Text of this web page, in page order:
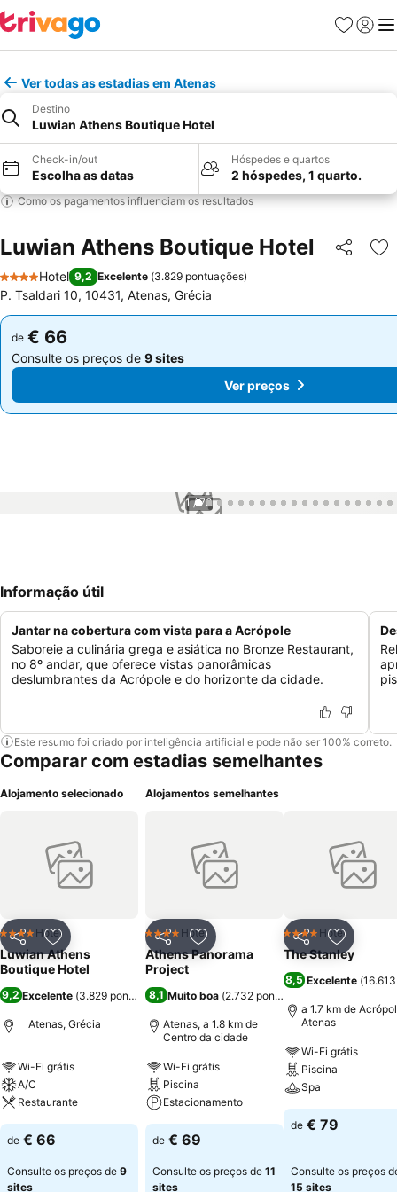
Favoritos
Iniciar
Ver todas as estadias em Atenas
Destino
Luwian Athens Boutique Hotel
Check-in/out
Escolha as datas
Hóspedes e quartos
2 hóspedes, 1 quarto.
Como os pagamentos influenciam os resultados
Luwian Athens Boutique Hotel Partilhar
4 Estrelas
Hotel 9,2 Excelente (3.829 pontuações)
P. Tsaldari 10, 10431, Atenas, Grécia
de € 66
Consulte os preços de 9 sites
de € 66
Consulte os preços de 9 sites
Ver preços
1 / 73
Informação útil
Jantar na cobertura com vista para a Acrópole
Saboreie a culinária grega e asiática no Bronze Restaurant,
no 8º andar, que oferece vistas panorâmicas
deslumbrantes da Acrópole e do horizonte da cidade.
Este resumo foi criado por inteligência artificial e pode não ser 100% correto.
Comparar com estadias semelhantes
Alojamento selecionado
PartilharAdicionar aos favoritos
4 EstrelasHotel
Luwian Athens
Boutique Hotel
9,2 Excelente (3.829 pontuações)
Atenas, Grécia
Wi-Fi grátis
A/C
Restaurante
de € 66
Consulte os preços de 9
sites
Alojamentos semelhantes
PartilharAdicionar aos favoritos
4 EstrelasHotel
Athens Panorama
Project
8,1 Muito boa (2.732 pontuações
Atenas, a 1.8 km de
Centro da cidade
Wi-Fi grátis
Piscina
Estacionamento
de € 69
Consulte os preços de 11
sites
Partilhar
4 EstrelasHotel
The Stanley
8,5 Excelente (
a 1.7 km de
Atenas
Wi-Fi grátis
Piscina
Spa
de € 79
Consulte os preços
15 sites